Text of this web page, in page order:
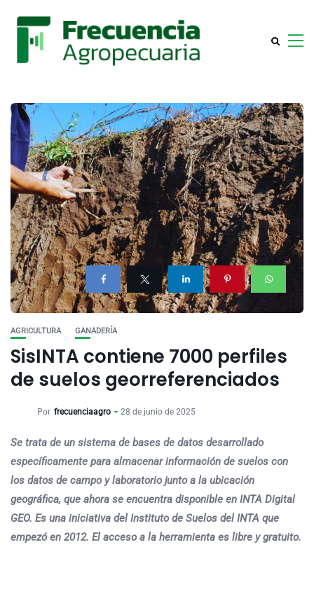
AGRICULTURA GANADERÍA
SisINTA contiene 7000 perfiles
de suelos georreferenciados
Por frecuenciaagro 28 de junio de 2025
Se trata de un sistema de bases de datos desarrollado
específicamente para almacenar información de suelos con
los datos de campo y laboratorio junto a la ubicación
geográfica, que ahora se encuentra disponible en INTA Digital
GEO. Es una iniciativa del Instituto de Suelos del INTA que
empezó en 2012. El acceso a la herramienta es libre y gratuito.